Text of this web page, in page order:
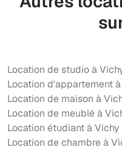
Location de studio à
Location d'appartement
Location de maison à
Location de meublé à
Location étudiant à Vichy
Location de chambre à